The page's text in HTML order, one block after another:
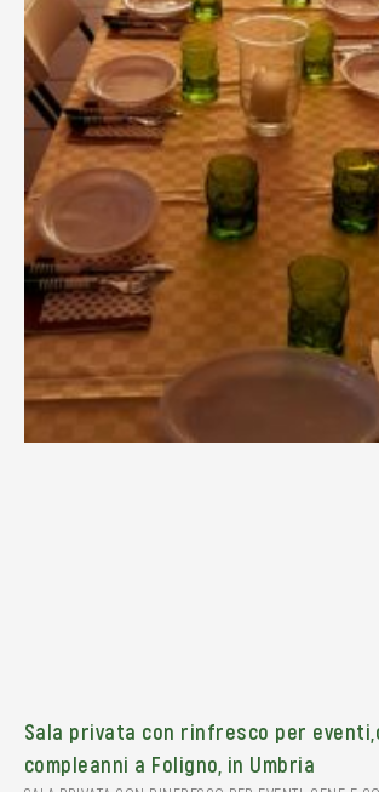
Sala privata con rinfresco per
compleanni a Foligno, in Umbria